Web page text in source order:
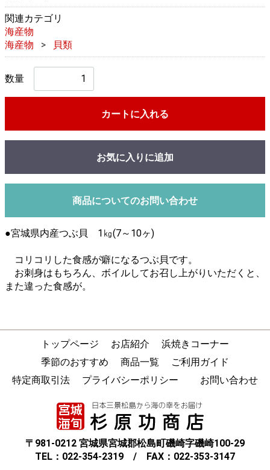
関連カテゴリ
海産物
海産物
貝類
数量
カートに入れる
お気に入りに追加
商品についてのお問い合わせ
●宮城県内産つぶ貝 1㎏(7～10ヶ)
コリコリした食感が癖になるつぶ貝です。
お刺身はもちろん、ボイルしてお召し上がりいただくと、
また違った食感が。
トップページ お店紹介
浜焼きコーナー
季節のおすすめ
商品一覧
ご利用ガイド
特定商取引法
プライバシーポリシー お問い合わせ
〒981-0212 宮城県宮城郡松島町磯崎字磯崎100-29
TEL：022-354-2319 / FAX：022-353-3147